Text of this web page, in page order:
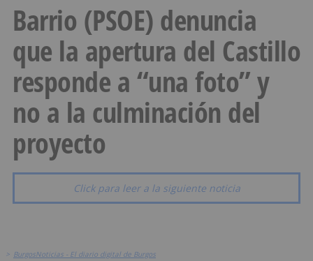
Barrio (PSOE) denuncia
que la apertura del Castillo
responde a “una foto” y
no a la culminación del
proyecto
Click para leer a la siguiente noticia
> BurgosNoticias - El diario digital de Burgos